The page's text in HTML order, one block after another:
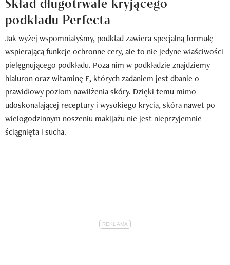
podkładu Perfecta
Jak wyżej wspomniałyśmy, podkład zawiera specjalną formułę
wspierającą funkcje ochronne cery, ale to nie jedyne właściwości
pielęgnującego podkładu. Poza nim w podkładzie znajdziemy
hialuron oraz witaminę E, których zadaniem jest dbanie o
prawidłowy poziom nawilżenia skóry. Dzięki temu mimo
udoskonalającej receptury i wysokiego krycia, skóra nawet po
wielogodzinnym noszeniu makijażu nie jest nieprzyjemnie
ściągnięta i sucha.